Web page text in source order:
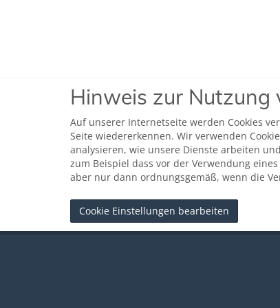
Hinweis zur Nutzung
Auf unserer Internetseite werden Cookies
Seite wiedererkennen. Wir verwenden
analysieren, wie unsere Dienste arbeiten
zum Beispiel dass vor der Verwendung
aber nur dann ordnungsgemäß, wenn die
Cookie Einstellungen bearbeiten